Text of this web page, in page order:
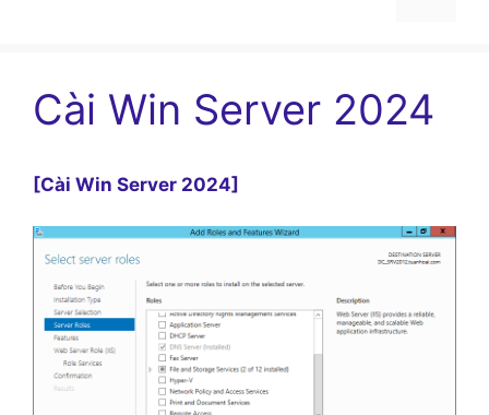
Cài Win Server 2024
[Cài Win Server 2024]